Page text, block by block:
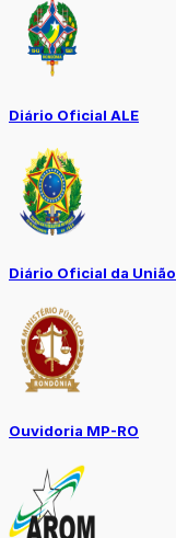
Diário Oficial ALE
Diário Oficial da União
Ouvidoria MP-RO